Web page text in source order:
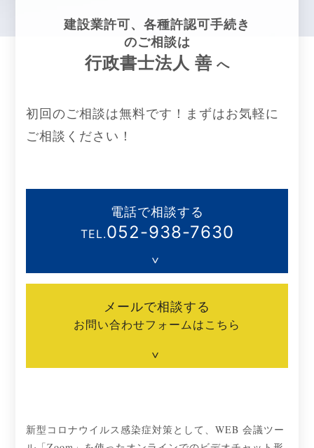
建設業許可、各種許認可手続き
のご相談は
行政書士法人 善 へ
初回のご相談は無料です！まずはお気軽に
ご相談ください！
電話で相談する
TEL.052-938-7630
メールで相談する
お問い合わせフォームはこちら
新型コロナウイルス感染症対策として、WEB 会議ツー